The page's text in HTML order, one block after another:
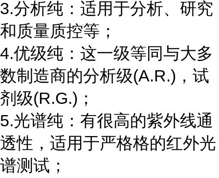
3.分析纯：适用于分析、研究
和质量质控等；
4.优级纯：这一级等同与大多
数制造商的分析级(A.R.)，试
剂级(R.G.)；
5.光谱纯：有很高的紫外线通
透性，适用于严格格的红外光
谱测试；